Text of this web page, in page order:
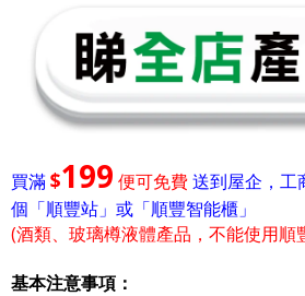
買滿$199 便可免費送到屋企，工
個「順豐站」或「順豐智能櫃」
(酒類、玻璃樽液體產品，不能使用順
基本注意事項：